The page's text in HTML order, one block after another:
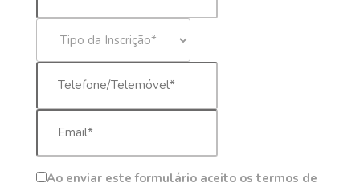
Ao enviar este formulário aceito os termos de